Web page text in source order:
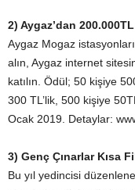
2) Aygaz’dan
Aygaz Mogaz
alın, Aygaz internet
katılın. Ödül; 50 kişiye
300 TL’lik, 500 kişiye
Ocak 2019. Detaylar:
3) Genç Çınarlar Kısa
Bu yıl yedincisi